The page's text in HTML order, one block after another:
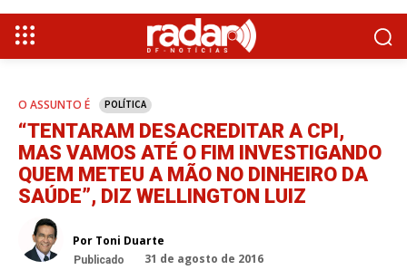
O ASSUNTO É POLÍTICA
“TENTARAM DESACREDITAR A CPI,
MAS VAMOS ATÉ O FIM INVESTIGANDO
QUEM METEU A MÃO NO DINHEIRO DA
SAÚDE”, DIZ WELLINGTON LUIZ
Por Toni Duarte
Publicado
31 de agosto de 2016